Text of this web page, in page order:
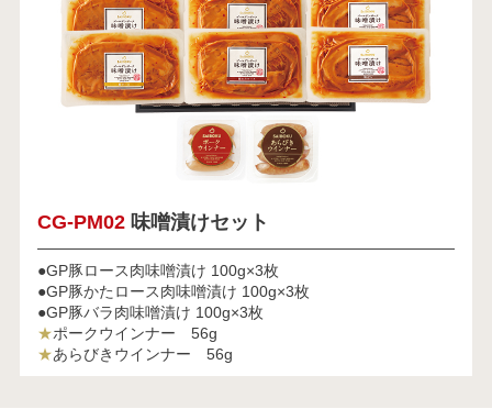
CG-PM02 味噌漬けセット
●GP豚ロース肉味噌漬け 100g×3枚
●GP豚かたロース肉味噌漬け 100g×3枚
●GP豚バラ肉味噌漬け 100g×3枚
★ポークウインナー 56g
★あらびきウインナー 56g